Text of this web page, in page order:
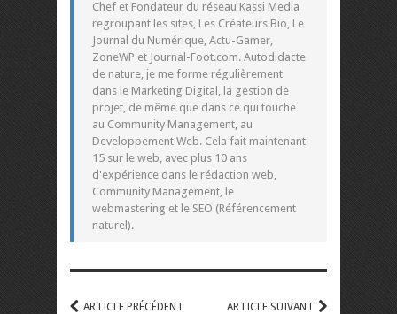
Chef et Fondateur du réseau Kassi Media
regroupant les sites, Les Créateurs Bio, Le
Journal du Numérique, Actu-Gamer,
ZoneWP et Journal-Foot.com. Autodidacte
de nature, je me forme régulièrement
dans le Marketing Digital, la gestion de
projet, de même que dans ce qui touche
au Community Management, au
Developpement Web. Cela fait maintenant
15 sur le web, avec plus 10 ans
d'expérience dans le rédaction web,
Community Management, le
webmastering et le SEO (Référencement
naturel).
ARTICLE PRÉCÉDENT ARTICLE SUIVANT